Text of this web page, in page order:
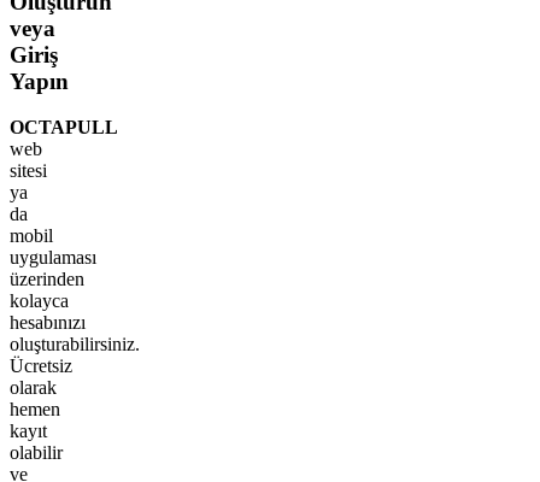
veya
Giriş
Yapın
OCTAPULL
web
sitesi
ya
da
mobil
uygulaması
üzerinden
kolayca
hesabınızı
oluşturabilirsiniz.
Ücretsiz
olarak
hemen
kayıt
olabilir
ve